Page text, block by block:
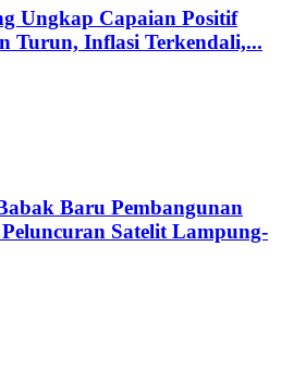
Ungkap Capaian Positif
Turun, Inflasi Terkendali,...
Baru Pembangunan
Satelit Lampung-